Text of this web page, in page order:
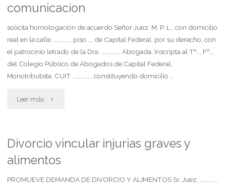
de
la
cuota
comunicacion
solicita homologación de acuerdo Señor Juez: M. P. L., con domicilio
real en la calle ……………, piso …, de Capital Federal, por su derecho, con
el patrocinio letrado de la Dra. ……………, Abogada, Inscripta al Tº…, Fº…,
del Colegio Público de Abogados de Capital Federal,
Monotributista, CUIT: ……………, constituyendo domicilio …
Leer más "Homologacion
convenio
sobre
cuidado
Divorcio vincular injurias graves y
alimentos
PROMUEVE DEMANDA DE DIVORCIO Y ALIMENTOS Sr. Juez, …………. ,